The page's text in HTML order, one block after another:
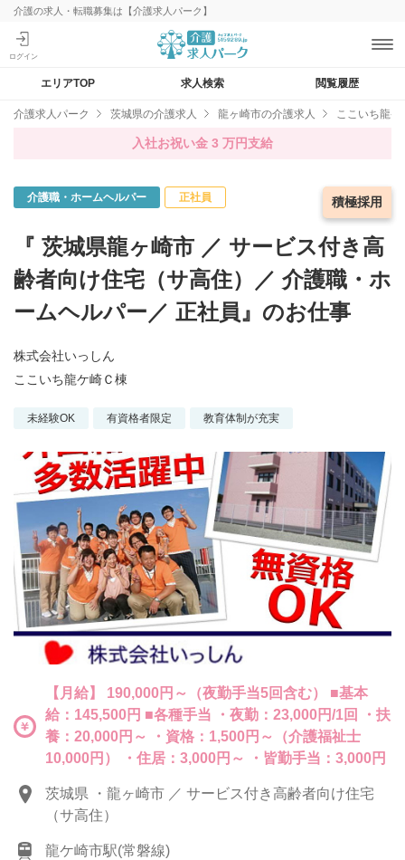
介護の求人・転職募集は【介護求人パーク】
エリアTOP 求人検索 閲覧履歴
介護求人パーク 茨城県の介護求人 龍ヶ崎市の介護求人 ここいち龍
入社お祝い金 3 万円支給
急募求人
積極採用
介護職・ホームヘルパー 正社員
『 茨城県龍ヶ崎市 ／ サービス付き高
齢者向け住宅（サ高住）／ 介護職・ホ
ームヘルパー／ 正社員』のお仕事
株式会社いっしん
ここいち龍ケ崎Ｃ棟
未経験OK 有資格者限定 教育体制が充実
【月給】 190,000円～（夜勤手当5回含む） ■基本
給：145,500円 ■各種手当 ・夜勤：23,000円/1回 ・扶
養：20,000円～ ・資格：1,500円～（介護福祉士
10,000円） ・住居：3,000円～ ・皆勤手当：3,000円
茨城県 ・龍ヶ崎市 ／ サービス付き高齢者向け住宅
（サ高住）
龍ケ崎市駅(常磐線)